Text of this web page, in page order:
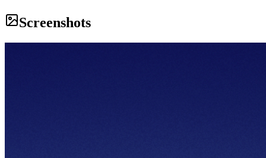
Screenshots